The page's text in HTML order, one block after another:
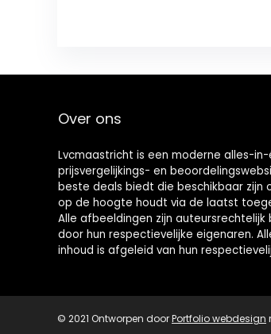
Over ons
Lvcmaastricht is een moderne alles-in-
prijsvergelijkings- en
beste deals biedt die beschikbaar zijn
op de hoogte houdt via de laatst
Alle afbeeldingen zijn auteursrechtelijk
door hun respectievelijke eigenaren.
inhoud is afgeleid van hun
© 2021 Ontworpen doorPortfolio webdesign